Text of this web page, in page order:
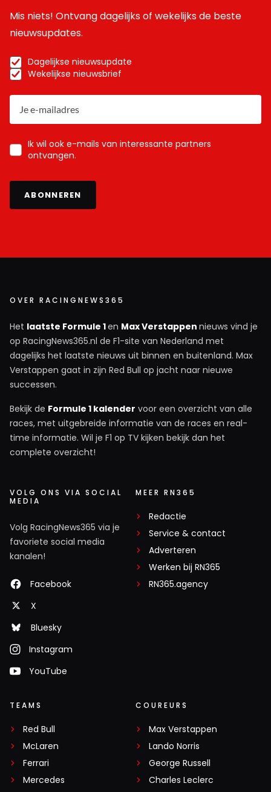
Mis niets! Ontvang dagelijks of wekelijks de beste
nieuwsupdates.
Dagelijkse nieuwsupdate
Wekelijkse nieuwsbrief
Ik wil ook e-mails van interessante partners
ontvangen.
ABONNEREN
OVER RACINGNEWS365
Het laatste Formule 1en Max Verstappen nieuws vind je
op RacingNews365.nl de F1-site van Nederland met
dagelijks het laatste nieuws uit binnen en buitenland. Max
Verstappen gaat in zijn Red Bull op jacht naar nieuwe
successen.
Bekijk de Formule 1 kalender voor een overzicht van alle
races, met uitgebreide informatie van de races en real-
time informatie. Wil je F1 op TV kijken bekijk dan het
complete overzicht!
VOLG ONS VIA SOCIAL
MEDIA
Volg RacingNews365 via je
favoriete social media
kanalen!
Facebook
X
Bluesky
Instagram
YouTube
MEER RN365
Redactie
Service & contact
Adverteren
Werken bij RN365
RN365.agency
TEAMS
Red Bull
McLaren
Ferrari
Mercedes
COUREURS
Max Verstappen
Lando Norris
George Russell
Charles Leclerc